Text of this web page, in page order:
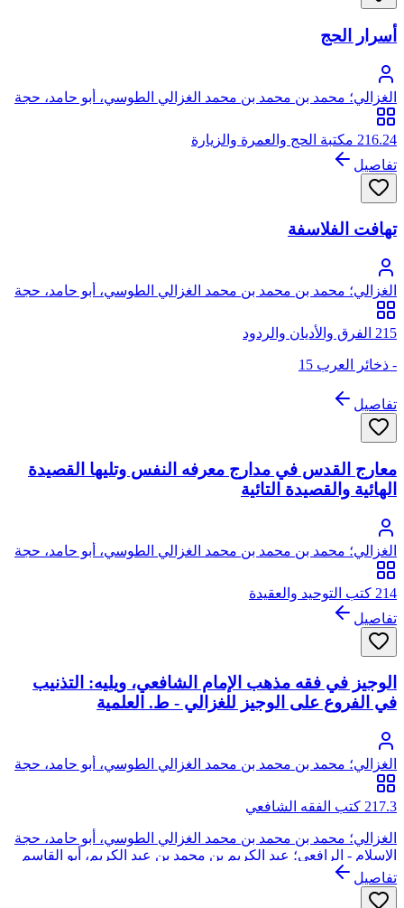
أسرار الحج
الغزالي؛ محمد بن محمد بن محمد الغزالي الطوسي، أبو حامد، حجة
الإسلام
216.24 مكتبة الحج والعمرة والزيارة
تفاصيل
تهافت الفلاسفة
الغزالي؛ محمد بن محمد بن محمد الغزالي الطوسي، أبو حامد، حجة
الإسلام
215 الفرق والأديان والردود
- ذخائر العرب 15
تفاصيل
معارج القدس في مدارج معرفه النفس وتليها القصيدة
الهائية والقصيدة التائية
الغزالي؛ محمد بن محمد بن محمد الغزالي الطوسي، أبو حامد، حجة
الإسلام
214 كتب التوحيد والعقيدة
تفاصيل
الوجيز في فقه مذهب الإمام الشافعي، ويليه: التذنيب
في الفروع على الوجيز للغزالي - ط. العلمية
الغزالي؛ محمد بن محمد بن محمد الغزالي الطوسي، أبو حامد، حجة
الإسلام
217.3 كتب الفقه الشافعي
الغزالي؛ محمد بن محمد بن محمد الغزالي الطوسي، أبو حامد، حجة
الإسلام - الرافعي؛ عبد الكريم بن محمد بن عبد الكريم، أبو القاسم
الرافعي القزويني
تفاصيل